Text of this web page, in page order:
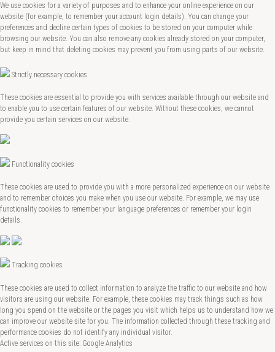
We use cookies for a variety of purposes and to enhance your online experience on our
website (for example, to remember your account login details). You can change your
preferences and decline certain types of cookies to be stored on your computer while
browsing our website. You can also remove any cookies already stored on your computer,
but keep in mind that deleting cookies may prevent you from using parts of our website.
Strictly necessary cookies
These cookies are essential to provide you with services available through our website and
to enable you to use certain features of our website. Without these cookies, we cannot
provide you certain services on our website.
Functionality cookies
These cookies are used to provide you with a more personalized experience on our website
and to remember choices you make when you use our website. For example, we may use
functionality cookies to remember your language preferences or remember your login
details.
Tracking cookies
These cookies are used to collect information to analyze the traffic to our website and how
visitors are using our website. For example, these cookies may track things such as how
long you spend on the website or the pages you visit which helps us to understand how we
can improve our website site for you. The information collected through these tracking and
performance cookies do not identify any individual visitor.
Active services on this site: Google Analytics